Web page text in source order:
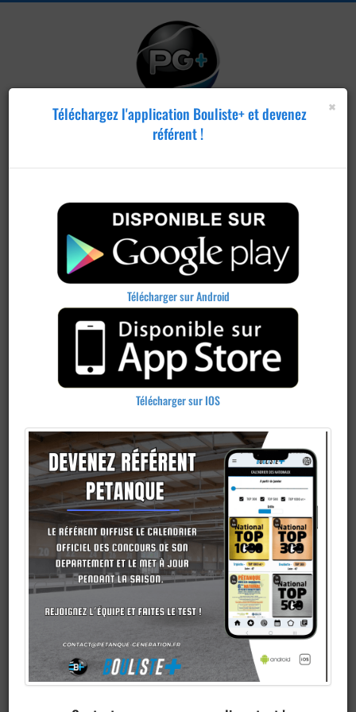
Publier un
concours
Ajouter un
club
×
Téléchargez l'application Bouliste+ et devenez
référent !
Télécharger sur Android
Télécharger sur IOS